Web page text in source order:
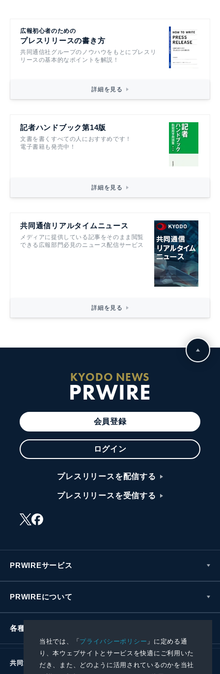
当社では、「プライバシーポリシー 」に定める通
り、本ウェブサイトとサービスを快適にご利用いた
だき、また、どのように活用されているのかを当社
広報初心者のための
プレスリリースの書き方
共同通信社グループのノウハウをもとにプレスリ
リースの基本的なポイントを解説！
詳細を見る
記者ハンドブック第14版
文書を書くすべての人におすすめです！
電子書籍も発売中！
詳細を見る
共同通信リアルタイムニュース
メディアに提供している記事をそのまま閲覧
できる広報部門必見のニュース配信サービス
詳細を見る
KYODO NEWS
PRWIRE
会員登録
ログイン
プレスリリースを配信する
プレスリリースを受信する
PRWIREサービス
PRWIREについて
各種お問い合わせ
共同通信社グループ